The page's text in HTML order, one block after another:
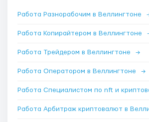
Работа Разнорабочим в Веллингтоне
Работа Копирайтером в Веллингтоне
Работа Трейдером в Веллингтоне →
Работа Оператором в Веллингтоне →
Работа Арбитраж криптовалют в